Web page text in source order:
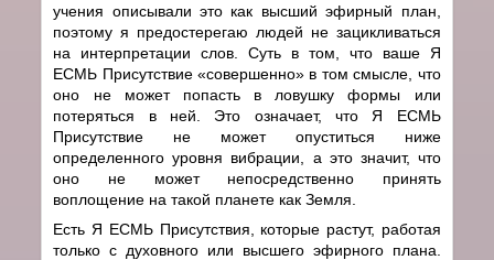
учения описывали это как высший эфирный план,
поэтому я предостерегаю людей не зацикливаться
на интерпретации слов. Суть в том, что ваше Я
ЕСМЬ Присутствие «совершенно» в том смысле, что
оно не может попасть в ловушку формы или
потеряться в ней. Это означает, что Я ЕСМЬ
Присутствие не может опуститься ниже
определенного уровня вибрации, а это значит, что
оно не может непосредственно принять
воплощение на такой планете как Земля.
Есть Я ЕСМЬ Присутствия, которые растут, работая
только с духовного или высшего эфирного плана.